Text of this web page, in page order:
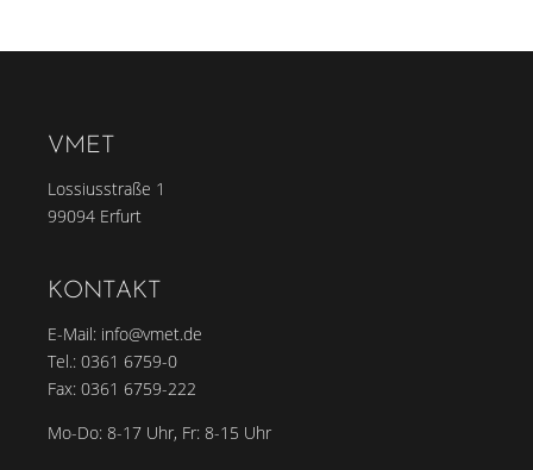
VMET
Lossiusstraße 1
99094 Erfurt
KONTAKT
E-Mail: info@vmet.de
Tel.: 0361 6759-0
Fax: 0361 6759-222
Mo-Do: 8-17 Uhr, Fr: 8-15 Uhr